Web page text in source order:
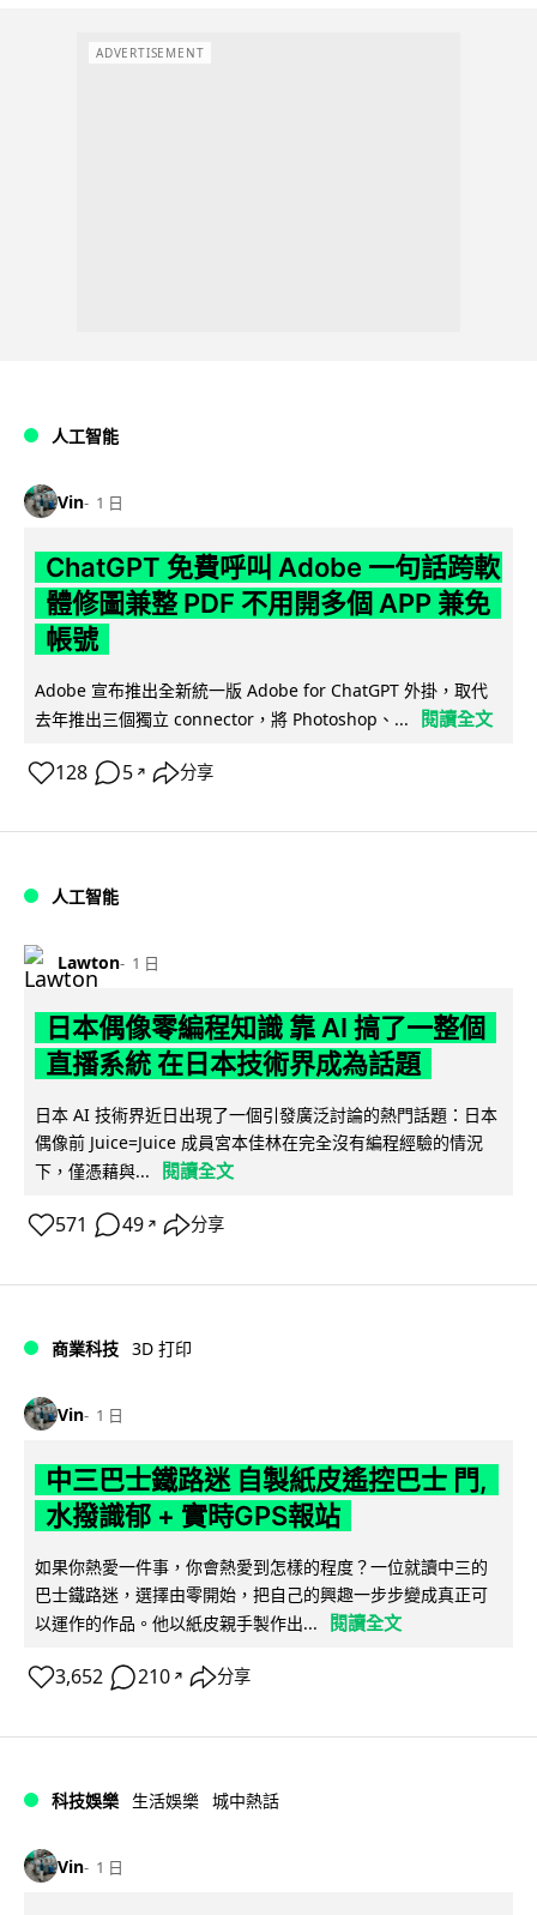
ADVERTISEMENT
人工智能
Vin 1 日
ChatGPT 免費呼叫 Adobe 一句話跨軟
體修圖兼整 PDF 不用開多個 APP 兼免
帳號
Adobe 宣布推出全新統一版 Adobe for ChatGPT 外掛，取代
去年推出三個獨立 connector，將 Photoshop、...
閱讀全文
128 5 ↗ 分享
人工智能
Lawton 1 日
日本偶像零編程知識 靠 AI 搞了一整個
直播系統 在日本技術界成為話題
日本 AI 技術界近日出現了一個引發廣泛討論的熱門話題：日本
偶像前 Juice=Juice 成員宮本佳林在完全沒有編程經驗的情況
下，僅憑藉與...
閱讀全文
571 49 ↗ 分享
商業科技 3D 打印
Vin 1 日
中三巴士鐵路迷 自製紙皮遙控巴士 門,
水撥識郁 + 實時GPS報站
如果你熱愛一件事，你會熱愛到怎樣的程度？一位就讀中三的
巴士鐵路迷，選擇由零開始，把自己的興趣一步步變成真正可
以運作的作品。他以紙皮親手製作出...
閱讀全文
3,652 210 ↗ 分享
科技娛樂 生活娛樂 城中熱話
Vin 1 日